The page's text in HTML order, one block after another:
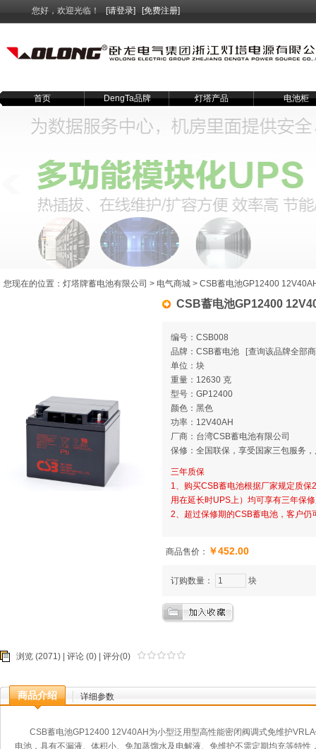
首页 DengTa品牌 灯塔产品 电池柜
您好，欢迎光临！ [请登录] [免费注册]
CSB蓄电池GP12400
编号：CSB008
品牌：CSB蓄电池
[查询该品牌全部
单位：块
重量：12630 克
型号：GP12400
颜色：黑色
功率：12V40AH
厂商：台湾CSB蓄电池有限公司
保修：全国联保，享受国家三包服务
三年质保
1、购买CSB蓄电池根据厂家规定质
用在延长时UPS上）均可享有三年保
2、超过保修期的CSB蓄电池，客户
商品售价： ￥452.00
订购数量： 块
浏览 (2071) | 评论 (0) | 评分(0)
商品介绍 详细参数
CSB蓄电池GP12400 12V40AH为小型泛用型高性能密闭阀调式免维护
电池，具有不漏液、体积小、免加蒸馏水及电解液、免维护不需定期均充等特
您现在的位置： 灯塔牌蓄电池有限公司 > 电气商城 > CSB蓄电池GP12400